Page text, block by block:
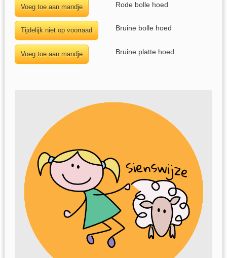
Rode bolle hoed
Bruine bolle hoed
Bruine platte hoed